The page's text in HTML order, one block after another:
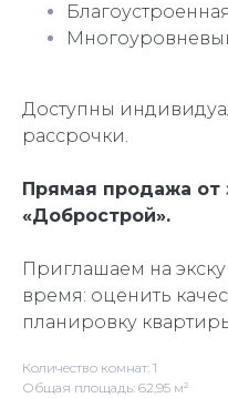
Доступны
рассрочки.
Прямая продажа
«Добрострой».
Приглашаем на
время: оценить
планировку
Количество комнат: 1
Общая площадь: 62,95 м²